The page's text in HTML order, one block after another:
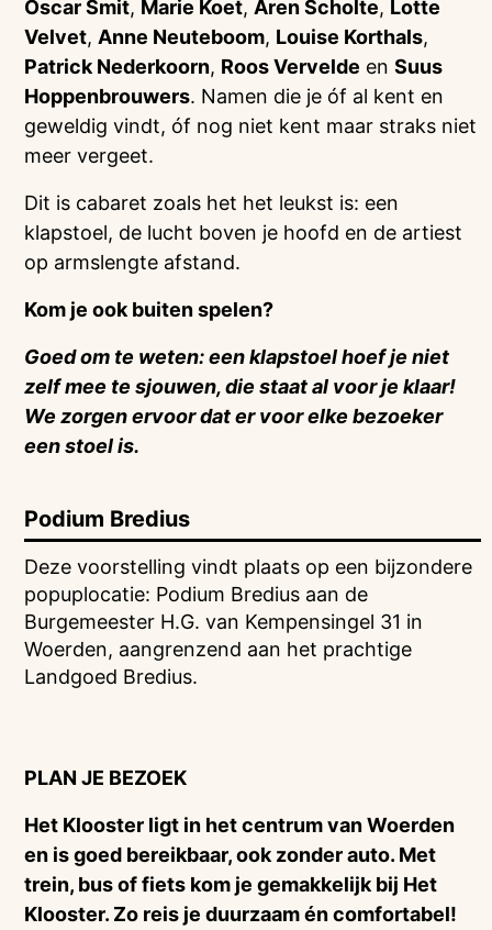
Oscar Smit, Marie Koet, Aren Scholte, Lotte
Velvet, Anne Neuteboom, Louise Korthals,
Patrick Nederkoorn, Roos Vervelde enSuus
Hoppenbrouwers. Namen die je óf al kent en
geweldig vindt, óf nog niet kent maar straks niet
meer vergeet.
Dit is cabaret zoals het het leukst is: een
klapstoel, de lucht boven je hoofd en de artiest
op armslengte afstand.
Kom je ook buiten spelen?
Goed om te weten: een klapstoel hoef je niet
zelf mee te sjouwen, die staat al voor je klaar!
We zorgen ervoor dat er voor elke bezoeker
een stoel is.
Podium Bredius
Deze voorstelling vindt plaats op een bijzondere
popuplocatie: Podium Bredius aan de
Burgemeester H.G. van Kempensingel 31 in
Woerden, aangrenzend aan het prachtige
Landgoed Bredius.
PLAN JE BEZOEK
Het Klooster ligt in het centrum van Woerden
en is goed bereikbaar, ook zonder auto. Met
trein, bus of fiets kom je gemakkelijk bij Het
Klooster. Zo reis je duurzaam én comfortabel!